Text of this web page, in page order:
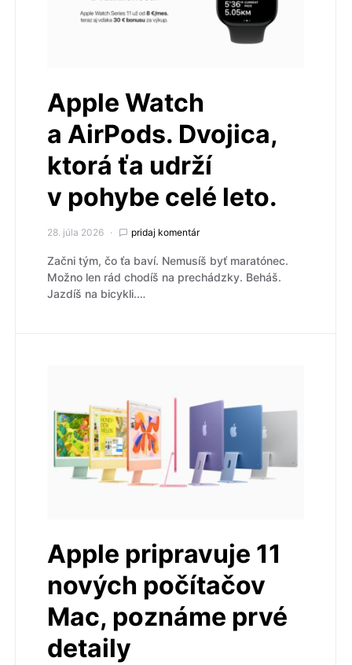
Apple Watch
a AirPods. Dvojica,
ktorá ťa udrží
v pohybe celé leto.
28. júla 2026 pridaj komentár
Začni tým, čo ťa baví. Nemusíš byť maratónec.
Možno len rád chodíš na prechádzky. Beháš.
Jazdíš na bicykli.…
Apple pripravuje 11
nových počítačov
Mac, poznáme prvé
detaily